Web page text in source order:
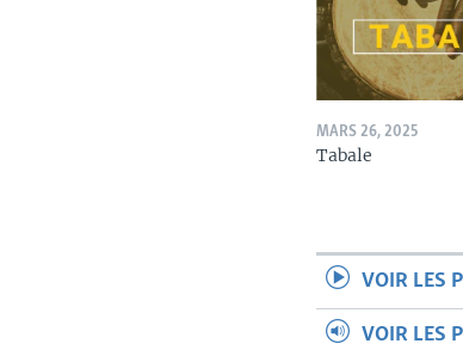
MARS 26, 2025
Tabale
VOIR LES
VOIR LES